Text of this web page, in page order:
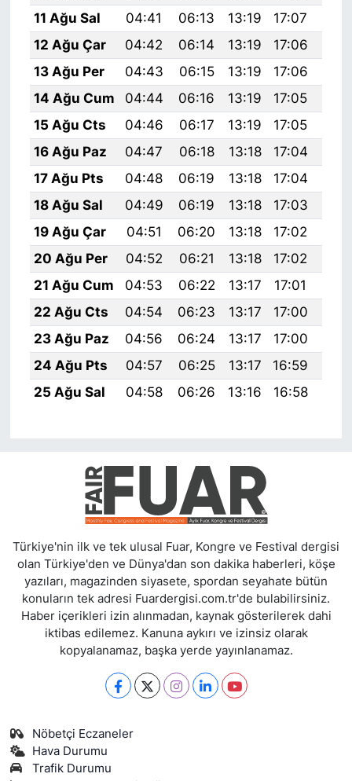
11 Ağu Sal
04:41 06:13 13:19 17:07
12 Ağu Çar
04:42 06:14 13:19 17:06
13 Ağu Per
04:43 06:15 13:19 17:06
14 Ağu Cum
04:44 06:16 13:19 17:05
15 Ağu Cts
04:46 06:17 13:19 17:05
16 Ağu Paz
04:47 06:18 13:18 17:04
17 Ağu Pts
04:48 06:19 13:18 17:04
18 Ağu Sal
04:49 06:19 13:18 17:03
19 Ağu Çar
04:51 06:20 13:18 17:02
20 Ağu Per
04:52 06:21 13:18 17:02
21 Ağu Cum
04:53 06:22 13:17 17:01
22 Ağu Cts
04:54 06:23 13:17 17:00
23 Ağu Paz
04:56 06:24 13:17 17:00
24 Ağu Pts
04:57 06:25 13:17 16:59
25 Ağu Sal
04:58 06:26 13:16 16:58
Türkiye'nin ilk ve tek ulusal Fuar, Kongre ve Festival dergisi
olan Türkiye'den ve Dünya'dan son dakika haberleri, köşe
yazıları, magazinden siyasete, spordan seyahate bütün
konuların tek adresi Fuardergisi.com.tr'de bulabilirsiniz.
Haber içerikleri izin alınmadan, kaynak gösterilerek dahi
iktibas edilemez. Kanuna aykırı ve izinsiz olarak
kopyalanamaz, başka yerde yayınlanamaz.
Nöbetçi Eczaneler
Hava Durumu
Trafik Durumu